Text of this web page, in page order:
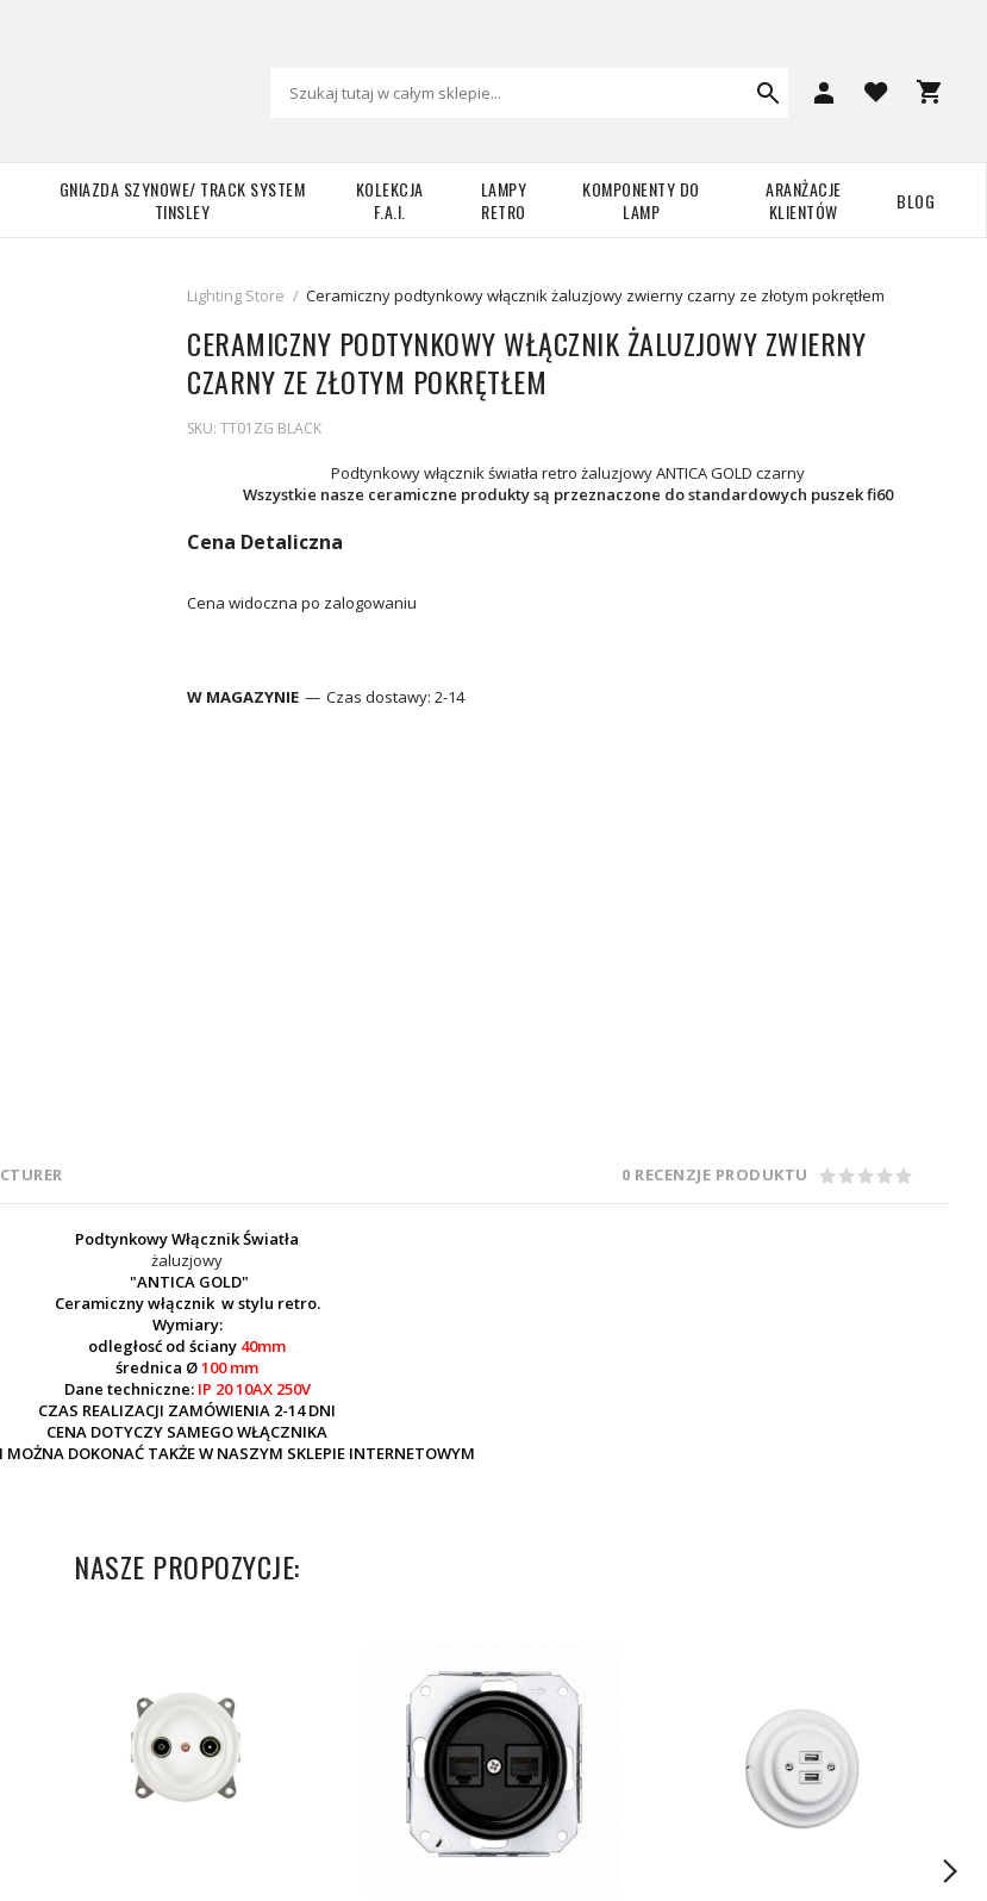
GNIAZDA SZYNOWE/ TRACK SYSTEM
TINSLEY
KOLEKCJA
F.A.I.
LAMPY
RETRO
KOMPONENTY DO
LAMP
ARANŻACJE
KLIENTÓW
BLOG
Lighting Store / Ceramiczny podtynkowy włącznik żaluzjowy zwierny czarny ze złotym pokrętłem
CERAMICZNY PODTYNKOWY WŁĄCZNIK ŻALUZJOWY ZWIERNY
CZARNY ZE ZŁOTYM POKRĘTŁEM
SKU: TT01ZG BLACK
Podtynkowy włącznik światła retro żaluzjowy ANTICA GOLD czarny
Wszystkie nasze ceramiczne produkty są przeznaczone do standardowych puszek fi60
Cena Detaliczna
Cena widoczna po zalogowaniu
W MAGAZYNIE Czas dostawy: 2-14
0 RECENZJE PRODUKTU
Podtynkowy Włącznik Światła
żaluzjowy
"ANTICA GOLD"
Ceramiczny włącznik w stylu retro.
Wymiary:
odległosć od ściany 40mm
średnica Ø100 mm
Dane techniczne:IP 20 10AX 250V
CZAS REALIZACJI ZAMÓWIENIA 2-14 DNI
CENA DOTYCZY SAMEGO WŁĄCZNIKA
MOŻNA DOKONAĆ TAKŻE W NASZYM SKLEPIE INTERNETOWYM
NASZE PROPOZYCJE: